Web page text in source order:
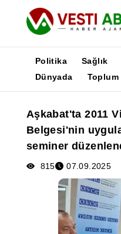
Yayınlar
Medya
Poster
Politika Sağlık
Dünyada
Toplum
Aşkabat'ta 2011
Belgesi'nin
seminer
815 07.09.2025